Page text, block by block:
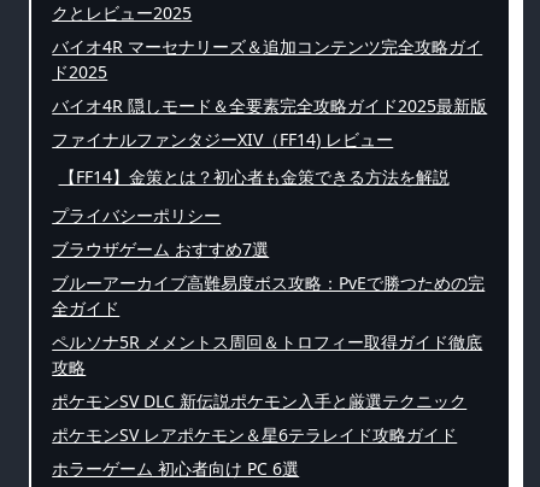
クとレビュー2025
バイオ4R マーセナリーズ＆追加コンテンツ完全攻略ガイ
ド2025
バイオ4R 隠しモード＆全要素完全攻略ガイド2025最新版
ファイナルファンタジーXIV（FF14) レビュー
【FF14】金策とは？初心者も金策できる方法を解説
プライバシーポリシー
ブラウザゲーム おすすめ7選
ブルーアーカイブ高難易度ボス攻略：PvEで勝つための完
全ガイド
ペルソナ5R メメントス周回＆トロフィー取得ガイド徹底
攻略
ポケモンSV DLC 新伝説ポケモン入手と厳選テクニック
ポケモンSV レアポケモン＆星6テラレイド攻略ガイド
ホラーゲーム 初心者向け PC 6選